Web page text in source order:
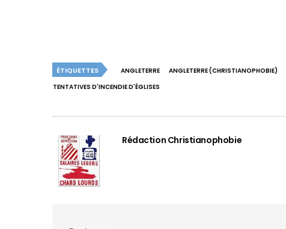
ÉTIQUETTES ANGLETERRE ANGLETERRE (CHRISTIANOPHOBIE)
TENTATIVES D'INCENDIE D'ÉGLISES
Rédaction Christianophobie